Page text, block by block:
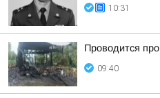
10:31
Проводится
09:40